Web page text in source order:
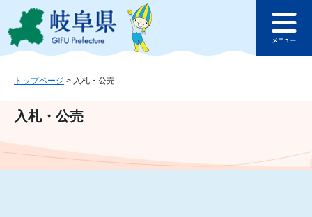
ジ
ュ
文
このページの本文へ
ュ
トップページ > 入札・公売
入札・公売